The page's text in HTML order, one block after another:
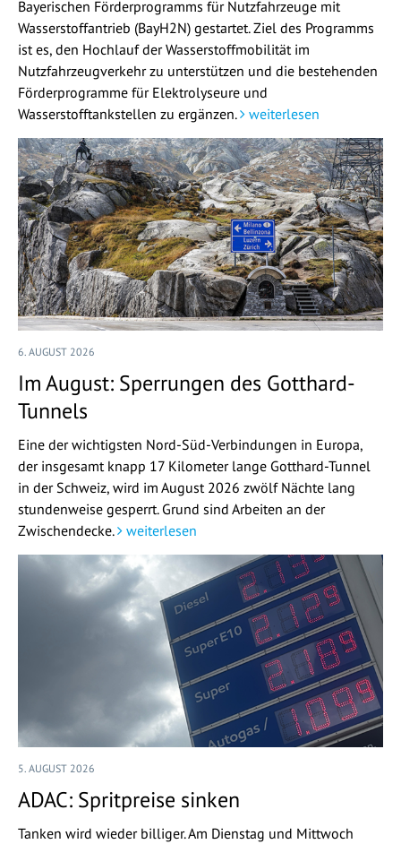
Bayerischen Förderprogramms für Nutzfahrzeuge mit
Wasserstoffantrieb (BayH2N) gestartet. Ziel des Programms
ist es, den Hochlauf der Wasserstoffmobilität im
Nutzfahrzeugverkehr zu unterstützen und die bestehenden
Förderprogramme für Elektrolyseure und
Wasserstofftankstellen zu ergänzen.
weiterlesen
6. AUGUST 2026
Im August: Sperrungen des Gotthard-
Tunnels
Eine der wichtigsten Nord-Süd-Verbindungen in Europa,
der insgesamt knapp 17 Kilometer lange Gotthard-Tunnel
in der Schweiz, wird im August 2026 zwölf Nächte lang
stundenweise gesperrt. Grund sind Arbeiten an der
Zwischendecke.
weiterlesen
5. AUGUST 2026
ADAC: Spritpreise sinken
Tanken wird wieder billiger. Am Dienstag und Mittwoch